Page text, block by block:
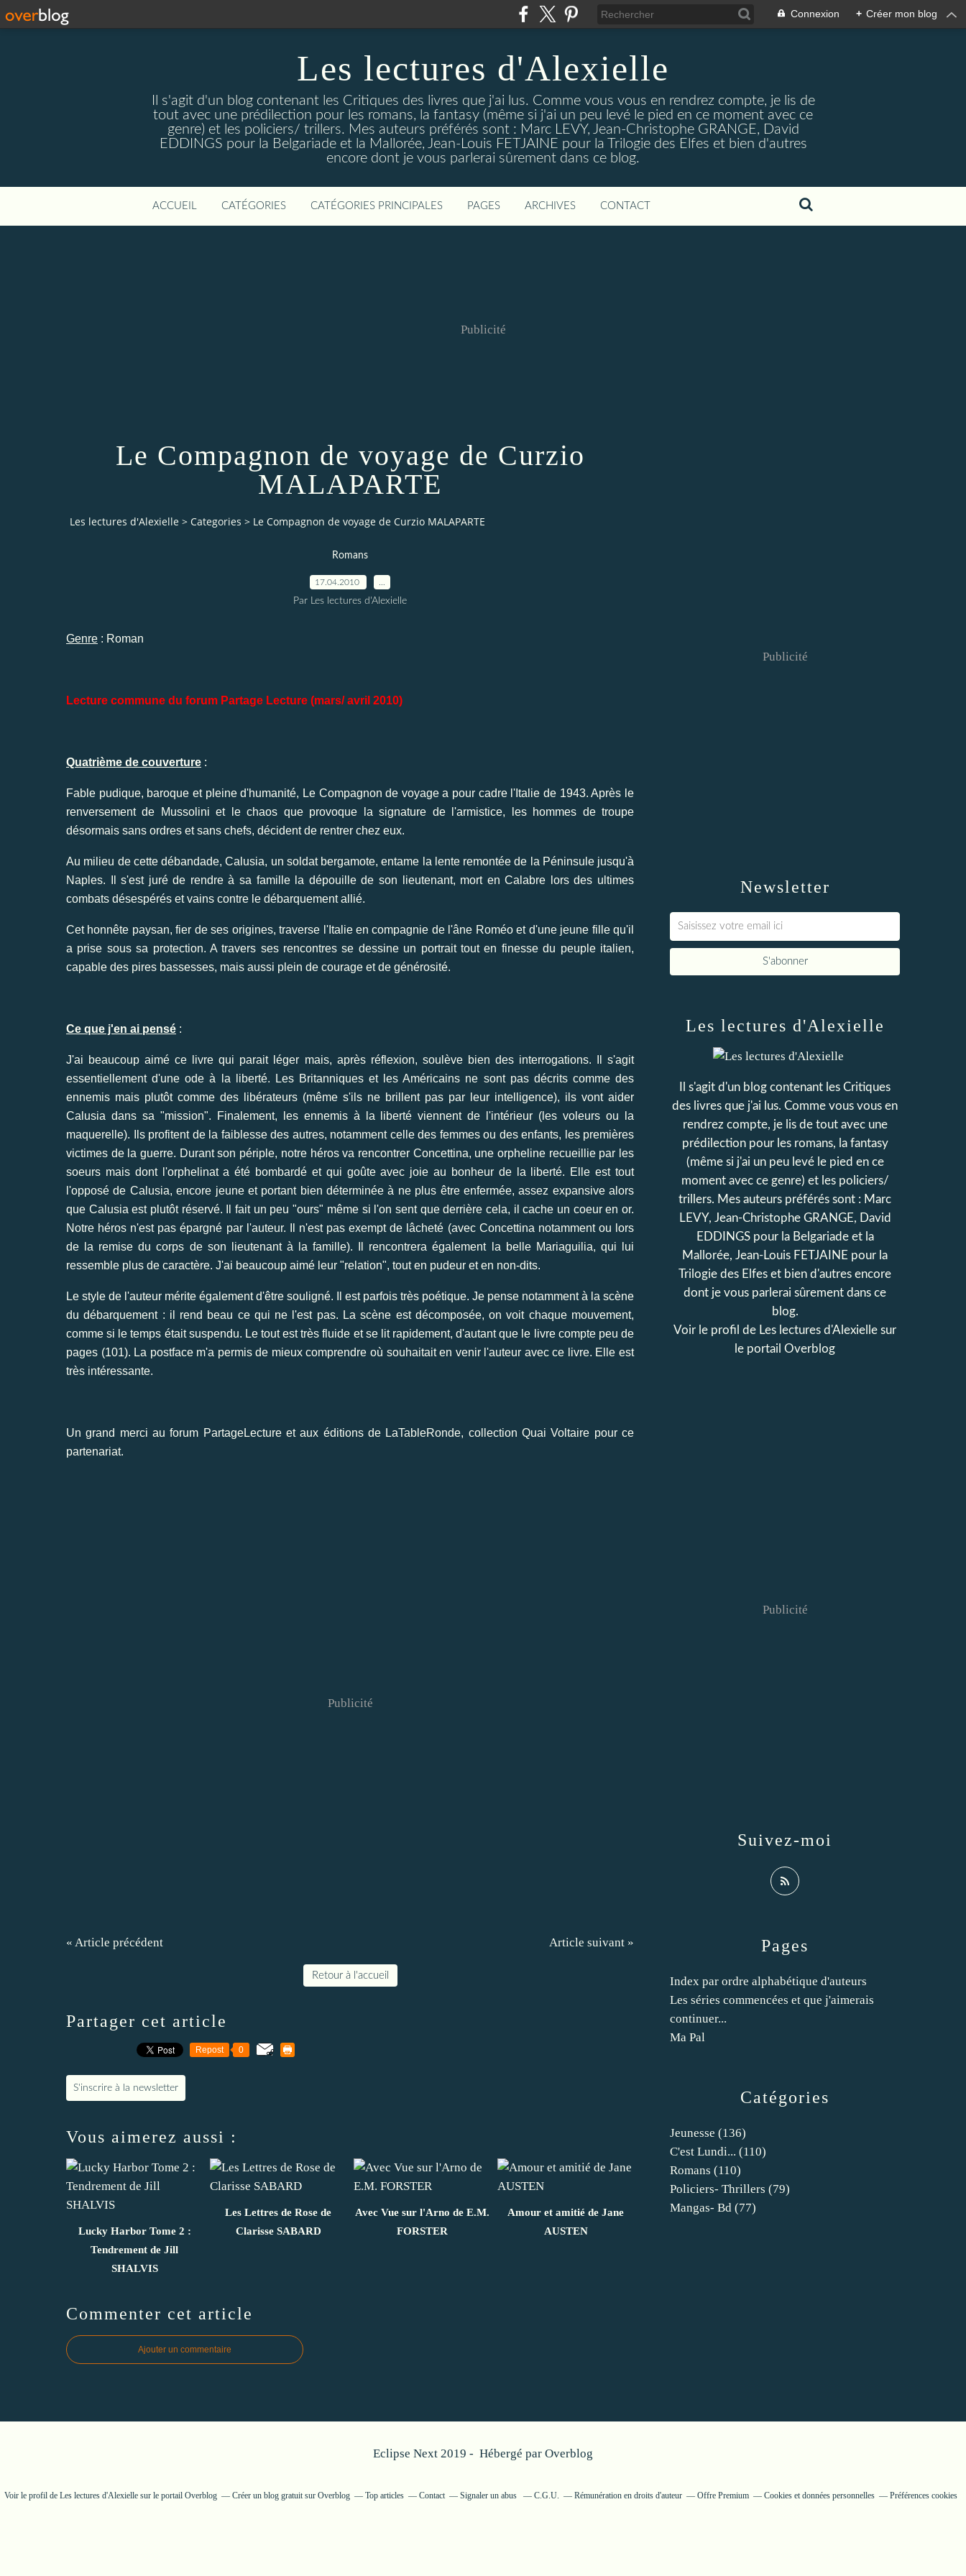
Connexion + Créer mon blog
Les lectures d'Alexielle
Il s'agit d'un blog contenant les Critiques des livres que j'ai lus. Comme vous vous en rendrez compte, je lis de
tout avec une prédilection pour les romans, la fantasy (même si j'ai un peu levé le pied en ce moment avec ce
genre) et les policiers/ trillers. Mes auteurs préférés sont : Marc LEVY, Jean-Christophe GRANGE, David
EDDINGS pour la Belgariade et la Mallorée, Jean-Louis FETJAINE pour la Trilogie des Elfes et bien d'autres
encore dont je vous parlerai sûrement dans ce blog.
ACCUEIL CATÉGORIES CATÉGORIES PRINCIPALES PAGES ARCHIVES CONTACT
Publicité
Le Compagnon de voyage de Curzio
MALAPARTE
Les lectures d'Alexielle > Categories > Le Compagnon de voyage de Curzio MALAPARTE
Romans
17.04.2010
Par Les lectures d'Alexielle
Genre : Roman
Lecture commune du forum Partage Lecture (mars/ avril 2010)
Quatrième de couverture :
Fable pudique, baroque et pleine d'humanité, Le Compagnon de voyage a pour cadre l'Italie de 1943. Après le
renversement de Mussolini et le chaos que provoque la signature de l'armistice, les hommes de troupe
désormais sans ordres et sans chefs, décident de rentrer chez eux.
Au milieu de cette débandade, Calusia, un soldat bergamote, entame la lente remontée de la Péninsule jusqu'à
Naples. Il s'est juré de rendre à sa famille la dépouille de son lieutenant, mort en Calabre lors des ultimes
combats désespérés et vains contre le débarquement allié.
Cet honnête paysan, fier de ses origines, traverse l'Italie en compagnie de l'âne Roméo et d'une jeune fille qu'il
a prise sous sa protection. A travers ses rencontres se dessine un portrait tout en finesse du peuple italien,
capable des pires bassesses, mais aussi plein de courage et de générosité.
Ce que j'en ai pensé :
J'ai beaucoup aimé ce livre qui parait léger mais, après réflexion, soulève bien des interrogations. Il s'agit
essentiellement d'une ode à la liberté. Les Britanniques et les Américains ne sont pas décrits comme des
ennemis mais plutôt comme des libérateurs (même s'ils ne brillent pas par leur intelligence), ils vont aider
Calusia dans sa "mission". Finalement, les ennemis à la liberté viennent de l'intérieur (les voleurs ou la
maquerelle). Ils profitent de la faiblesse des autres, notamment celle des femmes ou des enfants, les premières
victimes de la guerre. Durant son périple, notre héros va rencontrer Concettina, une orpheline recueillie par les
soeurs mais dont l'orphelinat a été bombardé et qui goûte avec joie au bonheur de la liberté. Elle est tout
l'opposé de Calusia, encore jeune et portant bien déterminée à ne plus être enfermée, assez expansive alors
que Calusia est plutôt réservé. Il fait un peu "ours" même si l'on sent que derrière cela, il cache un coeur en or.
Notre héros n'est pas épargné par l'auteur. Il n'est pas exempt de lâcheté (avec Concettina notamment ou lors
de la remise du corps de son lieutenant à la famille). Il rencontrera également la belle Mariaguilia, qui lui
ressemble plus de caractère. J'ai beaucoup aimé leur "relation", tout en pudeur et en non-dits.
Le style de l'auteur mérite également d'être souligné. Il est parfois très poétique. Je pense notamment à la scène
du débarquement : il rend beau ce qui ne l'est pas. La scène est décomposée, on voit chaque mouvement,
comme si le temps était suspendu. Le tout est très fluide et se lit rapidement, d'autant que le livre compte peu de
pages (101). La postface m'a permis de mieux comprendre où souhaitait en venir l'auteur avec ce livre. Elle est
très intéressante.
Un grand merci au forum PartageLecture et aux éditions de LaTableRonde, collection Quai Voltaire pour ce
partenariat.
Publicité
« Article précédent Article suivant »
Retour à l'accueil
Partager cet article
Repost 0
S'inscrire à la newsletter
Vous aimerez aussi :
Lucky Harbor Tome 2 :
Tendrement de Jill
SHALVIS
Les Lettres de Rose de
Clarisse SABARD
Avec Vue sur l'Arno de E.M.
FORSTER
Amour et amitié de Jane
AUSTEN
Commenter cet article
Ajouter un commentaire
Newsletter
Publicité
Catégories
Jeunesse (136)
C'est Lundi... (110)
Romans (110)
Policiers- Thrillers (79)
Mangas- Bd (77)
Pages
Index par ordre alphabétique d'auteurs
Les séries commencées et que j'aimerais
continuer...
Ma Pal
Les lectures d'Alexielle
Il s'agit d'un blog contenant les Critiques
des livres que j'ai lus. Comme vous vous en
rendrez compte, je lis de tout avec une
prédilection pour les romans, la fantasy
(même si j'ai un peu levé le pied en ce
moment avec ce genre) et les policiers/
trillers. Mes auteurs préférés sont : Marc
LEVY, Jean-Christophe GRANGE, David
EDDINGS pour la Belgariade et la
Mallorée, Jean-Louis FETJAINE pour la
Trilogie des Elfes et bien d'autres encore
dont je vous parlerai sûrement dans ce
blog.
Voir le profil de Les lectures d'Alexielle sur
le portail Overblog
Suivez-moi
Publicité
Eclipse Next 2019 - Hébergé par Overblog
Voir le profil de Les lectures d'Alexielle sur le portail Overblog Créer un blog gratuit sur Overblog Top articles Contact Signaler un abus C.G.U. Rémunération en droits d'auteur Offre Premium Cookies et données personnelles Préférences cookies